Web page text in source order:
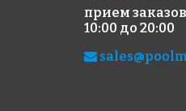
прием
10:00 до 20:00